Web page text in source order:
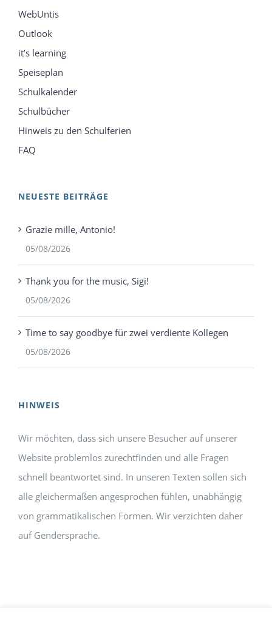
WebUntis
Outlook
it’s learning
Speiseplan
Schulkalender
Schulbücher
Hinweis zu den Schulferien
FAQ
NEUESTE BEITRÄGE
Grazie mille, Antonio!
05/08/2026
Thank you for the music, Sigi!
05/08/2026
Time to say goodbye für zwei verdiente Kollegen
05/08/2026
HINWEIS
Wir möchten, dass sich unsere Besucher auf unserer
Website problemlos zurechtfinden und alle Fragen
schnell beantwortet sind. In unseren Texten sollen sich
alle gleichermaßen angesprochen fühlen, unabhängig
von grammatikalischen Formen. Wir verzichten daher
auf Gendersprache.